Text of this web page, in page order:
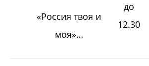
«Россия твоя и
моя»…
до
12.30